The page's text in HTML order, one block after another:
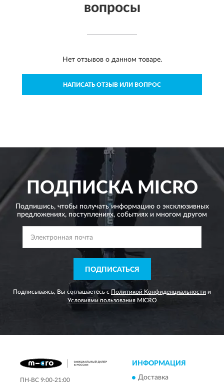
вопросы
Нет отзывов о данном товаре.
НАПИСАТЬ ОТЗЫВ ИЛИ ВОПРОС
ПОДПИСКАMICRO
Подпишись, чтобы получать информацию о эксклюзивных
предложениях, поступлениях, событиях и многом другом
ПОДПИСАТЬСЯ
Подписываясь, Вы соглашаетесь с Политикой Конфиденциальности и
Условиями пользованияMICRO
ПН-ВС 9:00-21:00
ИНФОРМАЦИЯ
Доставка